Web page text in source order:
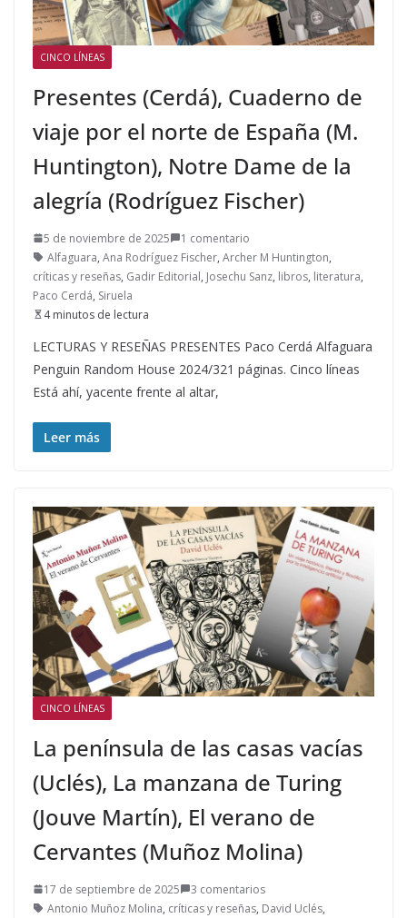
CINCO LÍNEAS
Presentes (Cerdá), Cuaderno de
viaje por el norte de España (M.
Huntington), Notre Dame de la
alegría (Rodríguez Fischer)
5 de noviembre de 2025
1 comentario
Alfaguara, Ana Rodríguez Fischer, Archer M Huntington,
críticas y reseñas, Gadir Editorial, Josechu Sanz, libros, literatura,
Paco Cerdá, Siruela
4 minutos de lectura
LECTURAS Y RESEÑAS PRESENTES Paco Cerdá Alfaguara
Penguin Random House 2024/321 páginas. Cinco líneas
Está ahí, yacente frente al altar,
Leer más
CINCO LÍNEAS
La península de las casas vacías
(Uclés), La manzana de Turing
(Jouve Martín), El verano de
Cervantes (Muñoz Molina)
17 de septiembre de 2025
3 comentarios
Antonio Muñoz Molina, críticas y reseñas, David Uclés,